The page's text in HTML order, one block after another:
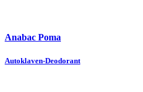
Anabac Poma
Autoklaven-Deodorant